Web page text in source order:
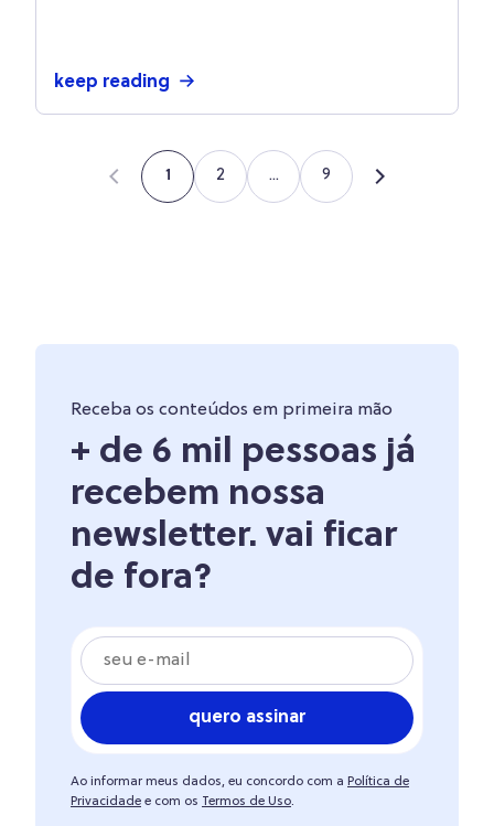
keep reading
1 2 ... 9
Receba os conteúdos em primeira mão
+ de 6 mil pessoas já
recebem nossa
newsletter. vai ficar
de fora?
quero assinar
Ao informar meus dados, eu concordo com a Política de
Privacidade e com os Termos de Uso.